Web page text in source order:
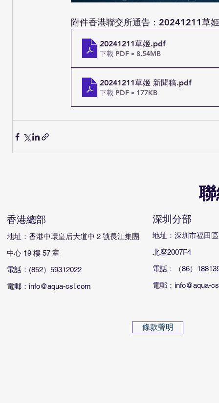
附件香港聯交所通告： 20241211草姬
20241211草姬.pdf
下載 PDF • 8.54MB
20241211草姬 新聞稿.pdf
下載 PDF • 177KB
香港總部
地址：香港中環皇后大道中 2 號長江集團
中心 19 樓 57 室
電話： (852）59312022
​電郵：info@aqua-csl.com
深圳分部
地址：深圳市福田
北座2007F4
電話：（86）
電郵：info@aqua-
條款聲明